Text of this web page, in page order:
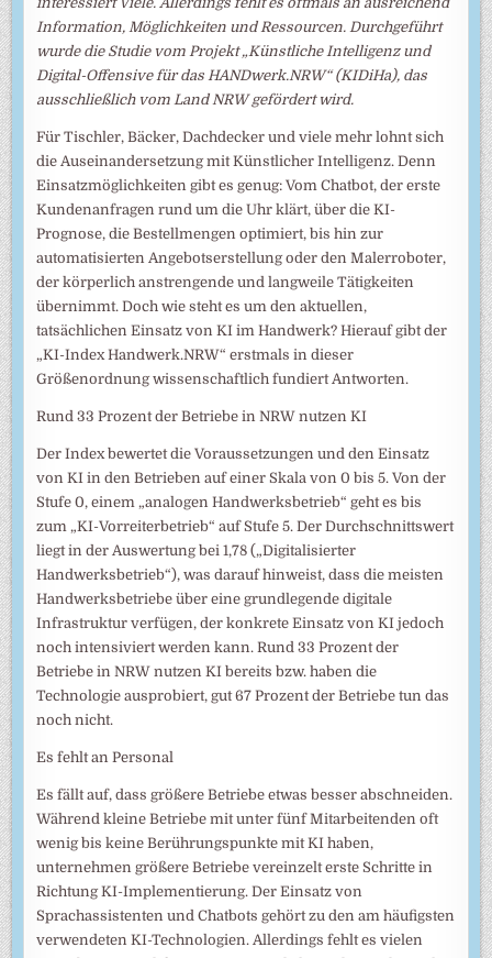
Information, Möglichkeiten und Ressourcen. Durchgeführt
wurde die Studie vom Projekt „Künstliche Intelligenz und
Digital-Offensive für das HANDwerk.NRW“ (KIDiHa), das
ausschließlich vom Land NRW gefördert wird.
Für Tischler, Bäcker, Dachdecker und viele mehr lohnt sich
die Auseinandersetzung mit Künstlicher Intelligenz. Denn
Einsatzmöglichkeiten gibt es genug: Vom Chatbot, der erste
Kundenanfragen rund um die Uhr klärt, über die KI-
Prognose, die Bestellmengen optimiert, bis hin zur
automatisierten Angebotserstellung oder den Malerroboter,
der körperlich anstrengende und langweile Tätigkeiten
übernimmt. Doch wie steht es um den aktuellen,
tatsächlichen Einsatz von KI im Handwerk? Hierauf gibt der
„KI-Index Handwerk.NRW“ erstmals in dieser
Größenordnung wissenschaftlich fundiert Antworten.
Rund 33 Prozent der Betriebe in NRW nutzen KI
Der Index bewertet die Voraussetzungen und den Einsatz
von KI in den Betrieben auf einer Skala von 0 bis 5. Von der
Stufe 0, einem „analogen Handwerksbetrieb“ geht es bis
zum „KI-Vorreiterbetrieb“ auf Stufe 5. Der Durchschnittswert
liegt in der Auswertung bei 1,78 („Digitalisierter
Handwerksbetrieb“), was darauf hinweist, dass die meisten
Handwerksbetriebe über eine grundlegende digitale
Infrastruktur verfügen, der konkrete Einsatz von KI jedoch
noch intensiviert werden kann. Rund 33 Prozent der
Betriebe in NRW nutzen KI bereits bzw. haben die
Technologie ausprobiert, gut 67 Prozent der Betriebe tun das
noch nicht.
Es fehlt an Personal
Es fällt auf, dass größere Betriebe etwas besser abschneiden.
Während kleine Betriebe mit unter fünf Mitarbeitenden oft
wenig bis keine Berührungspunkte mit KI haben,
unternehmen größere Betriebe vereinzelt erste Schritte in
Richtung KI-Implementierung. Der Einsatz von
Sprachassistenten und Chatbots gehört zu den am häufigsten
verwendeten KI-Technologien. Allerdings fehlt es vielen